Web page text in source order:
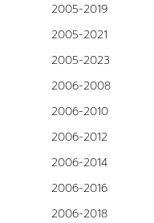
2005-2019
2005-2021
2005-2023
2006-2008
2006-2010
2006-2012
2006-2014
2006-2016
2006-2018